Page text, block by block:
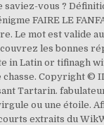
vous ?
FAIRE LE
mot est valide au
les bonnes
in Latin or tifinagh
Copyright ©
Tartarin.
ou une étoile.
extraits du